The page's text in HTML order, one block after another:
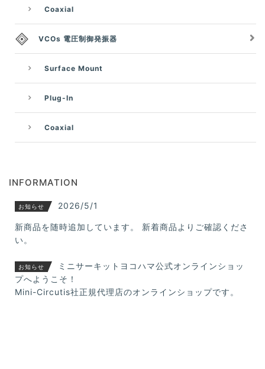
Coaxial
VCOs 電圧制御発振器
Surface Mount
Plug-In
Coaxial
INFORMATION
お知らせ 2026/5/1
新商品を随時追加しています。 新着商品よりご確認くださ
い。
お知らせ
ミニサーキットヨコハマ公式オンラインショッ
プへようこそ！
Mini-Circutis社正規代理店のオンラインショップです。